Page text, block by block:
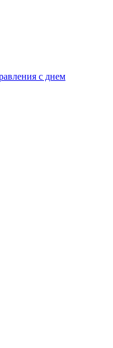
с днем